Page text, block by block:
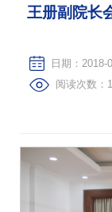
王册副院长
日期：2018-
阅读次数：